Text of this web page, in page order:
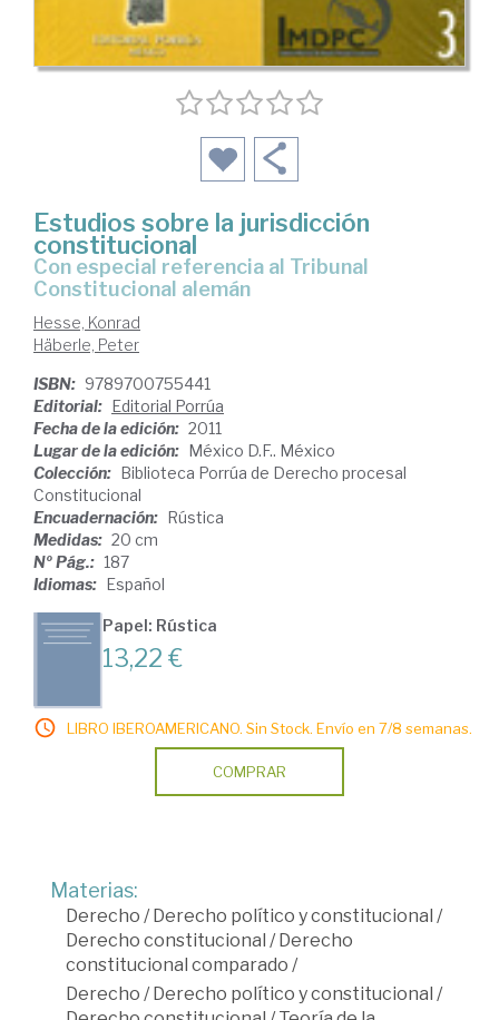
Estudios sobre la jurisdicción
constitucional
con especial referencia al Tribunal
Constitucional alemán
Hesse, Konrad
Häberle, Peter
ISBN: 9789700755441
Editorial: Editorial Porrúa
Fecha de la edición: 2011
Lugar de la edición: México D.F.. México
Colección: Biblioteca Porrúa de Derecho procesal
Constitucional
Encuadernación: Rústica
Medidas: 20 cm
Nº Pág.: 187
Idiomas: Español
Papel: Rústica
13,22 €
LIBRO IBEROAMERICANO. Sin Stock. Envío en 7/8 semanas.
COMPRAR
Materias:
Derecho /Derecho político y constitucional /
Derecho constitucional /Derecho
constitucional comparado /
Derecho /Derecho político y constitucional /